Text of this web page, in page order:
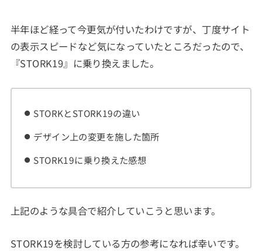
半年ほど経って今更気が付いたわけですが、丁度サイト
の表示スピードなど気になっていたところだったので、
『STORK19』に乗り換えました。
STORKとSTORK19の違い
デザイン上の変更を施した箇所
STORK19に乗り換えた感想
上記のような具合で紹介していこうと思います。
STORK19を検討している方の参考になれば幸いです。